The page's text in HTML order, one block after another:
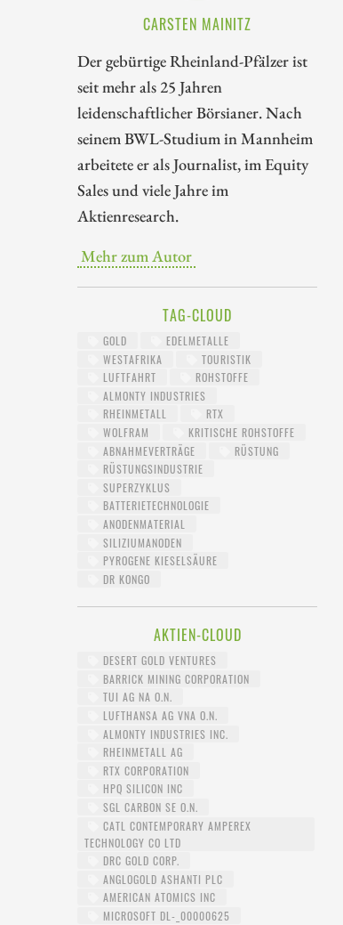
CARSTEN MAINITZ
Der gebürtige Rheinland-Pfälzer ist
seit mehr als 25 Jahren
leidenschaftlicher Börsianer. Nach
seinem BWL-Studium in Mannheim
arbeitete er als Journalist, im Equity
Sales und viele Jahre im
Aktienresearch.
Mehr zum Autor
TAG-CLOUD
GOLD
EDELMETALLE
WESTAFRIKA
TOURISTIK
LUFTFAHRT
ROHSTOFFE
ALMONTY INDUSTRIES
RHEINMETALL
RTX
WOLFRAM
KRITISCHE ROHSTOFFE
ABNAHMEVERTRÄGE
RÜSTUNG
RÜSTUNGSINDUSTRIE
SUPERZYKLUS
BATTERIETECHNOLOGIE
ANODENMATERIAL
SILIZIUMANODEN
PYROGENE KIESELSÄURE
DR KONGO
AKTIEN-CLOUD
DESERT GOLD VENTURES
BARRICK MINING CORPORATION
TUI AG NA O.N.
LUFTHANSA AG VNA O.N.
ALMONTY INDUSTRIES INC.
RHEINMETALL AG
RTX CORPORATION
HPQ SILICON INC
SGL CARBON SE O.N.
CATL CONTEMPORARY AMPEREX
TECHNOLOGY CO LTD
DRC GOLD CORP.
ANGLOGOLD ASHANTI PLC
AMERICAN ATOMICS INC
MICROSOFT DL-_00000625